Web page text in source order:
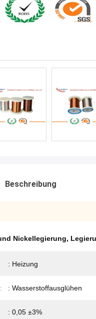
Beschreibung
Nickellegierung,
: Heizung
: Wasserstoffausglühen
: 0,05 ±3%